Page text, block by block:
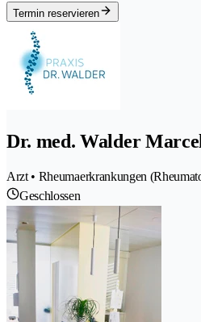
Termin reservieren
Dr. med. Walder Marcel
Arzt • Rheumaerkrankungen
Geschlossen